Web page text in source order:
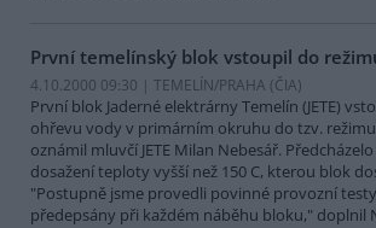
První temelínský blok vstoupil do
4.10.2000 09:30 | TEMELÍN/PRAHA (ČIA)
První blok Jaderné elektrárny Temelín (JETE)
ohřevu vody v primárním okruhu do tzv.
oznámil mluvčí JETE Milan Nebesář.
dosažení teploty vyšší než 150 C, kterou blok
"Postupně jsme provedli povinné provozní
předepsány při každém náběhu bloku," doplnil